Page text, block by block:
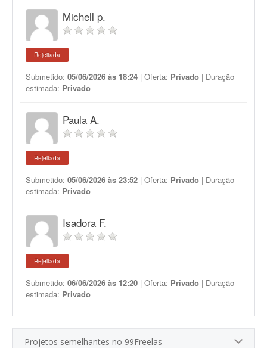
Michell p.
Rejeitada
Submetido: 05/06/2026 às 18:24 | Oferta: Privado | Duração
estimada: Privado
Paula A.
Rejeitada
Submetido: 05/06/2026 às 23:52 | Oferta: Privado | Duração
estimada: Privado
Isadora F.
Rejeitada
Submetido: 06/06/2026 às 12:20 | Oferta: Privado | Duração
estimada: Privado
Projetos semelhantes no 99Freelas